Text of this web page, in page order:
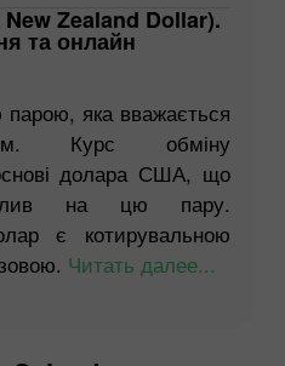
та онлайн
яка вважається
Курс обміну
долара США, що
на цю пару.
є котирувальною
Читать далее...